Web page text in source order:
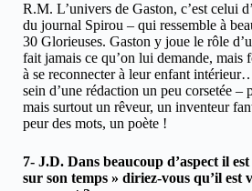
R.M. L’univers de Gaston, c’est celui
du journal Spirou – qui ressemble à
30 Glorieuses. Gaston y joue le rôle
fait jamais ce qu’on lui demande, mais
à se reconnecter à leur enfant
sein d’une rédaction un peu corsetée –
mais surtout un rêveur, un inventeur
peur des mots, un poète !
7- J.D. Dans beaucoup d’aspect il
sur son temps » diriez-vous qu’il est